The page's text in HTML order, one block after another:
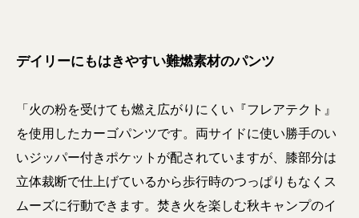
デイリーにもはきやすい難燃素材のパンツ
「火の粉を受けても燃え広がりにくい『フレアテクト』
を使用したカーゴパンツです。両サイドに使い勝手のい
いジッパー付きポケットが配されていますが、膝部分は
立体裁断で仕上げているから歩行時のつっぱりもなくス
ムーズに行動できます。焚き火を楽しむ秋キャンプのイ